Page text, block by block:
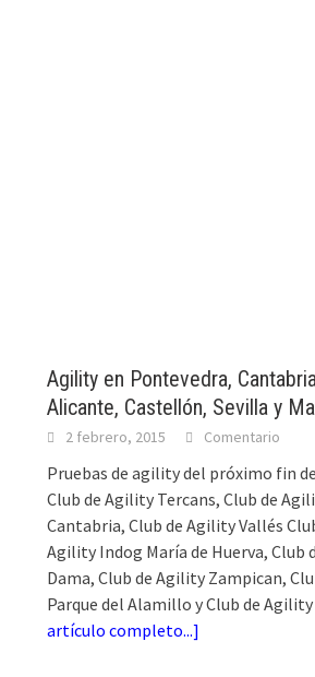
Agility en Pontevedra,
Alicante, Castellón, Sevilla y
2 febrero, 2015 Comentario
Pruebas de agility del próximo fin
Club de Agility Tercans, Club de
Cantabria, Club de Agility Vallés
Agility Indog María de Huerva, Club
Dama, Club de Agility Zampican,
Parque del Alamillo y Club de Agility
artículo completo...]